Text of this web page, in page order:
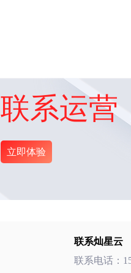
联系运营
立即体验
联系灿星云
联系电话：